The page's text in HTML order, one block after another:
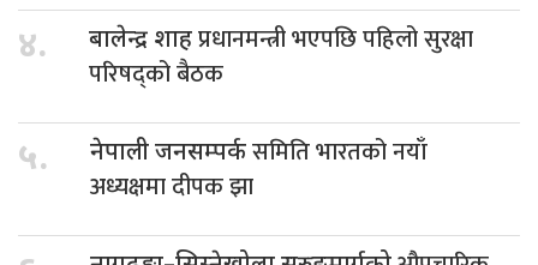
४. बालेन्द्र शाहप्रधानमन्त्री भएपछि पहिलो सुरक्षा
परिषद्को बैठक
५. नेपाली जनसम्पर्कसमिति भारतको नयाँ
अध्यक्षमा दीपक झा